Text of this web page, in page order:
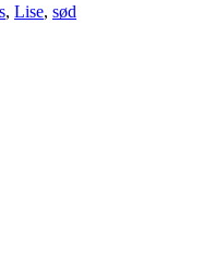
, Lise, sød